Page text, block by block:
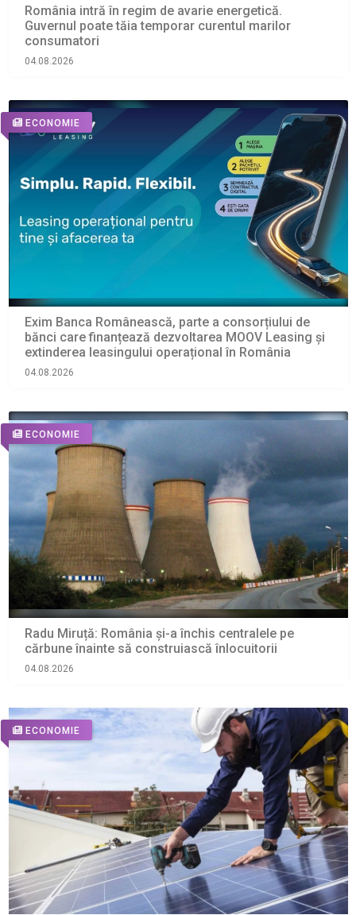
România intră în regim de avarie energetică.
Guvernul poate tăia temporar curentul marilor
consumatori
04.08.2026
ECONOMIE
Exim Banca Românească, parte a consorțiului de
bănci care finanțează dezvoltarea MOOV Leasing și
extinderea leasingului operațional în România
04.08.2026
ECONOMIE
Radu Miruță: România și-a închis centralele pe
cărbune înainte să construiască înlocuitorii
04.08.2026
ECONOMIE